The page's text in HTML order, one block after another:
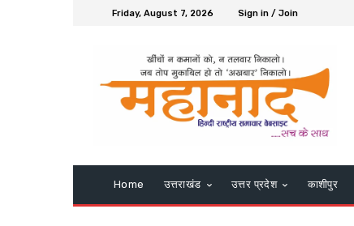
Friday, August 7, 2026 Sign in / Join
Home उत्तराखंड उत्तर प्रदेश काशीपुर